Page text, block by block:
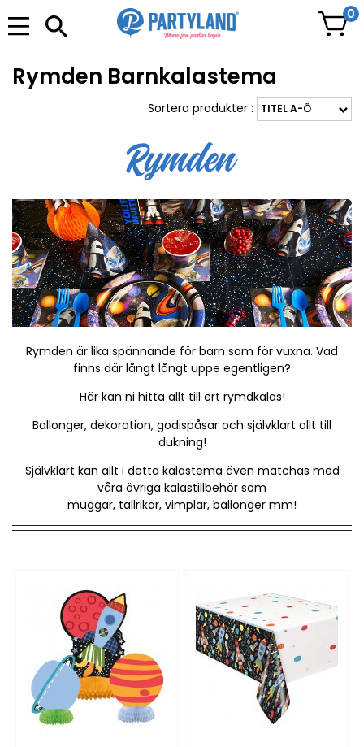
0
Rymden Barnkalastema
Sortera produkter :
Rymden är lika spännande för barn som för vuxna. Vad
finns där långt långt uppe egentligen?
Här kan ni hitta allt till ert rymdkalas!
Ballonger, dekoration, godispåsar och självklart allt till
dukning!
Självklart kan allt i detta kalastema även matchas med
våra övriga kalastillbehör som
muggar, tallrikar, vimplar, ballonger mm!